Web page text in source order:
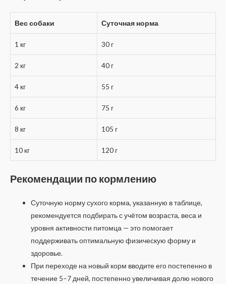
Вес собаки Суточная норма
1 кг 30 г
2 кг 40 г
4 кг 55 г
6 кг 75 г
8 кг 105 г
10 кг 120 г
Рекомендации по кормлению
Суточную норму сухого корма, указанную в таблице,
рекомендуется подбирать с учётом возраста, веса и
уровня активности питомца — это помогает
поддерживать оптимальную физическую форму и
здоровье.
При переходе на новый корм вводите его постепенно в
течение 5–7 дней, постепенно увеличивая долю нового